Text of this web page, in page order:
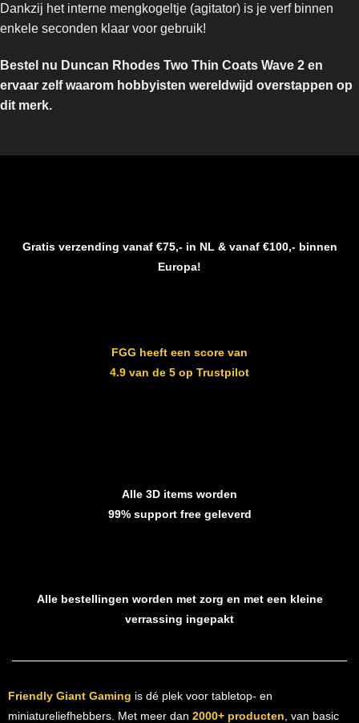
Dankzij het interne mengkogeltje (agitator) is je verf binnen
enkele seconden klaar voor gebruik!
Bestel nu Duncan Rhodes Two Thin Coats Wave 2 en
ervaar zelf waarom hobbyisten wereldwijd overstappen op
dit merk.
Gratis verzending vanaf €75,- in NL & vanaf €100,- binnen
Europa!
FGG heeft een score van
4.9 van de 5 op Trustpilot
Alle 3D items worden
99% support free geleverd
Alle bestellingen worden met zorg en met een kleine
verrassing ingepakt
Friendly Giant Gaming is dé plek voor tabletop- en
miniatureliefhebbers. Met meer dan 2000+ producten , van basic